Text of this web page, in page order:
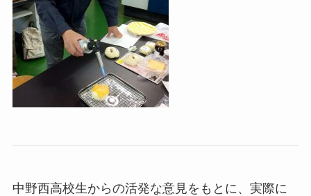
中野西高校生からの活発な意見をもとに、実際に